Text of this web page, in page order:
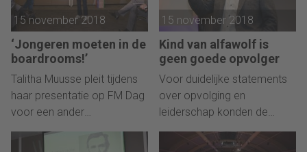
15 november 2018
‘Jongeren moeten in de
boardrooms!’
Talitha Muusse pleit tijdens
haar presentatie op FM Dag
voor een ander
organisatiemodel, dat niet is
gebaseerd op basis van
15 november 2018
Kind van alfawolf is
geen goede opvolger
Voor duidelijke statements
over opvolging en
leiderschap konden de
bezoekers van de FM-Dag
2018 naar Arvid Buit,